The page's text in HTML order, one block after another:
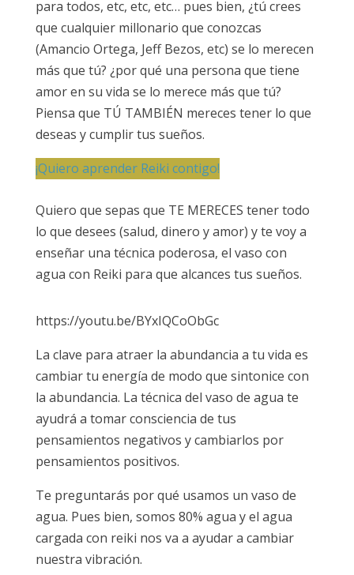
para todos, etc, etc, etc… pues bien, ¿tú crees
que cualquier millonario que conozcas
(Amancio Ortega, Jeff Bezos, etc) se lo merecen
más que tú? ¿por qué una persona que tiene
amor en su vida se lo merece más que tú?
Piensa que TÚ TAMBIÉN mereces tener lo que
deseas y cumplir tus sueños.
¡Quiero aprender Reiki contigo!
Quiero que sepas que TE MERECES tener todo
lo que desees (salud, dinero y amor) y te voy a
enseñar una técnica poderosa, el vaso con
agua con Reiki para que alcances tus sueños.
https://youtu.be/BYxIQCoObGc
La clave para atraer la abundancia a tu vida es
cambiar tu energía de modo que sintonice con
la abundancia. La técnica del vaso de agua te
ayudrá a tomar consciencia de tus
pensamientos negativos y cambiarlos por
pensamientos positivos.
Te preguntarás por qué usamos un vaso de
agua. Pues bien, somos 80% agua y el agua
cargada con reiki nos va a ayudar a cambiar
nuestra vibración.